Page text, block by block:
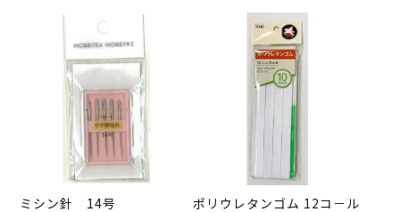
ミシン針 14号 ポリウレタンゴム 12コ－ル